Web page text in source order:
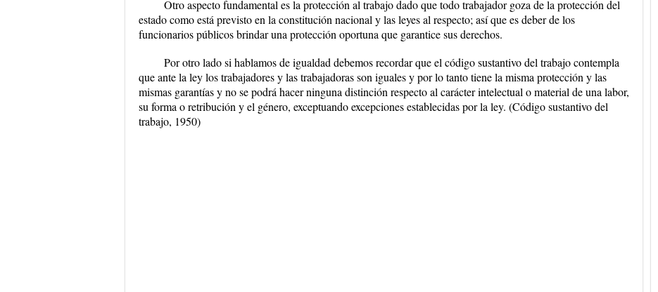
Otro aspecto fundamental es la protección al trabajo dado que todo trabajador goza de la protección del
estado como está previsto en la constitución nacional y las leyes al respecto; así que es deber de los
funcionarios públicos brindar una protección oportuna que garantice sus derechos.
Por otro lado si hablamos de igualdad debemos recordar que el código sustantivo del trabajo contempla
que ante la ley los trabajadores y las trabajadoras son iguales y por lo tanto tiene la misma protección y las
mismas garantías y no se podrá hacer ninguna distinción respecto al carácter intelectual o material de una labor,
su forma o retribución y el género, exceptuando excepciones establecidas por la ley. (Código sustantivo del
trabajo, 1950)